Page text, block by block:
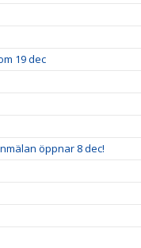
19 dec
öppnar 8 dec!